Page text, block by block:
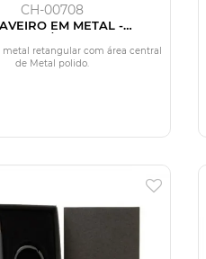
CH-00708
EM METAL -
CINZA/PRETO
metal retangular com área central
de Metal polido.